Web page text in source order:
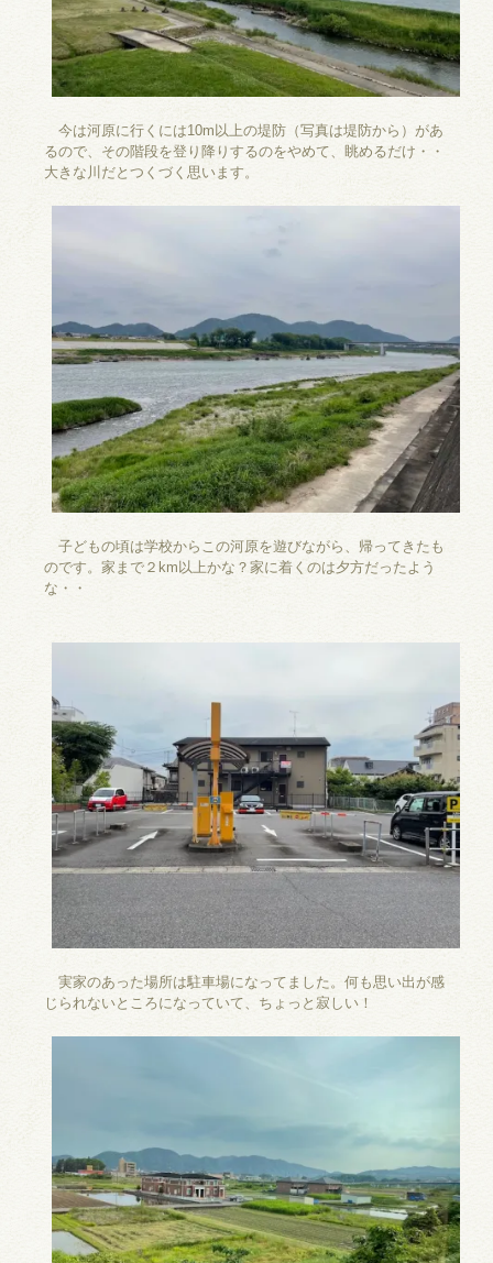
今は河原に行くには10m以上の堤防（写真は堤防から）があ
るので、その階段を登り降りするのをやめて、眺めるだけ・・
大きな川だとつくづく思います。
子どもの頃は学校からこの河原を遊びながら、帰ってきたも
のです。家まで２km以上かな？家に着くのは夕方だったよう
な・・
実家のあった場所は駐車場になってました。何も思い出が感
じられないところになっていて、ちょっと寂しい！